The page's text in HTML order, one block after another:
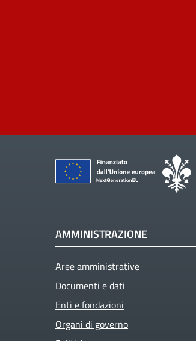
AMMINISTRAZIONE
Aree amministrative
Documenti e dati
Enti e fondazioni
Organi di governo